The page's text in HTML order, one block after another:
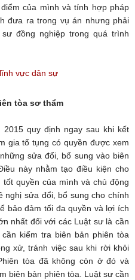
của mình và tính hợp pháp
đưa ra trong vụ án nhưng phải
đồng nghiệp trong quá trình
vực dân sự
tòa sơ thẩm
2015 quy định ngay sau khi kết
gia tố tụng có quyền được xem
sửa đổi, bổ sung vào biên
này nhằm tạo điều kiện cho
quyền của mình và chủ động
nghị sửa đổi, bổ sung cho chính
bảo đảm tối đa quyền và lợi ích
nhất đối với các Luật sư là cần
kiểm tra biên bản phiên tòa
xử, tránh việc sau khi rời khỏi
tòa đã không còn ở đó và
biên bản phiên tòa. Luật sư cần